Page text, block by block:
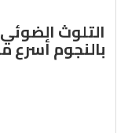
التلوث
بالنجوم أسرع